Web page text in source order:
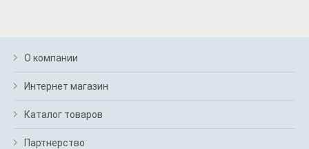
О компании
Интернет магазин
Каталог товаров
Партнерство